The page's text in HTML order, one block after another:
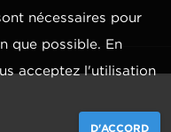
nécessaires pour
que possible. En
acceptez l'utilisation
D'ACCORD